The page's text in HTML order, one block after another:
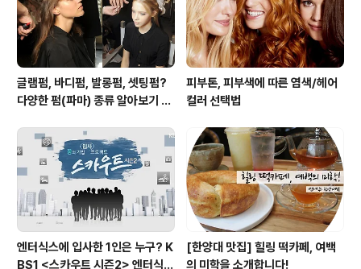
엔실장이 그 날의 현장을 살..
글램펌, 바디펌, 발롱펌, 셋팅펌?
다양한 펌(파마) 종류 알아보기 여
피부톤, 피부색에 따른 염색/헤어
컬러 선택법
엔터식스에 입사한 1인은 누구? K
BS1 <스카우트 시즌2> 엔터식스
[한양대 맛집] 힐링 떡카페, 여백
의 미학을 소개합니다!